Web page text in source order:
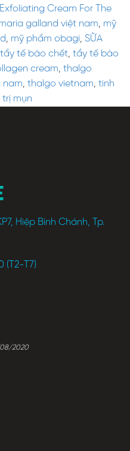
Cream For The
galland việt nam, mỹ
, mỹ phẩm obagi, SỮA
tẩy tế bào chết, tẩy tế bào
cream, thalgo
nam, thalgo vietnam, tinh
trị mụn
Hiệp Bình Chánh, Tp.
(T2-T7)
2020